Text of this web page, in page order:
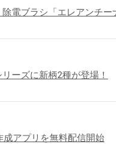
電ブラシ「エレアンチー
ーズに新柄2種が登場！
成アプリを無料配信開始